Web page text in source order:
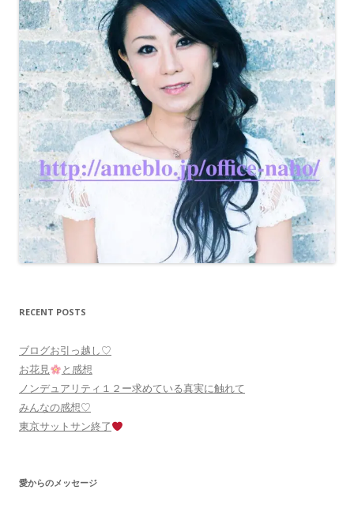
RECENT POSTS
ブログお引っ越し♡
お花見
と感想
ノンデュアリティ１２ー求めている真実に触れて
みんなの感想♡
東京サットサン終了
愛からのメッセージ